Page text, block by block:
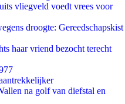
vliegveld voedt vrees voor
droogte: Gereedschapskist
haar vriend bezocht terecht
na golf van diefstal en